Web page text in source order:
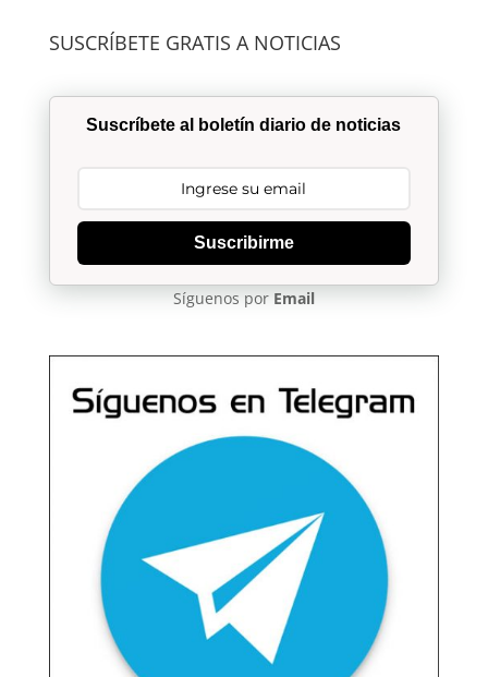
SUSCRÍBETE GRATIS A NOTICIAS
Suscríbete al boletín diario de noticias
Suscribirme
Síguenos por Email